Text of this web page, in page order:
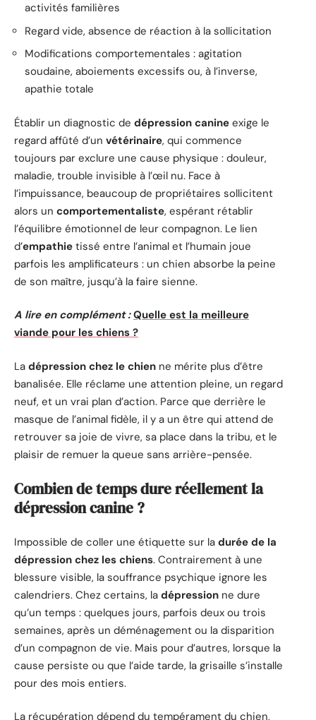
activités familières
Regard vide, absence de réaction à la sollicitation
Modifications comportementales : agitation
soudaine, aboiements excessifs ou, à l’inverse,
apathie totale
Établir un diagnostic de dépression canine exige le
regard affûté d’un vétérinaire, qui commence
toujours par exclure une cause physique : douleur,
maladie, trouble invisible à l’œil nu. Face à
l’impuissance, beaucoup de propriétaires sollicitent
alors un comportementaliste, espérant rétablir
l’équilibre émotionnel de leur compagnon. Le lien
d’empathie tissé entre l’animal et l’humain joue
parfois les amplificateurs : un chien absorbe la peine
de son maître, jusqu’à la faire sienne.
A lire en complément : Quelle est la meilleure
viande pour les chiens ?
La dépression chez le chien ne mérite plus d’être
banalisée. Elle réclame une attention pleine, un regard
neuf, et un vrai plan d’action. Parce que derrière le
masque de l’animal fidèle, il y a un être qui attend de
retrouver sa joie de vivre, sa place dans la tribu, et le
plaisir de remuer la queue sans arrière-pensée.
Combien de temps dure réellement la
dépression canine ?
Impossible de coller une étiquette sur la durée de la
dépression chez les chiens. Contrairement à une
blessure visible, la souffrance psychique ignore les
calendriers. Chez certains, la dépression ne dure
qu’un temps : quelques jours, parfois deux ou trois
semaines, après un déménagement ou la disparition
d’un compagnon de vie. Mais pour d’autres, lorsque la
cause persiste ou que l’aide tarde, la grisaille s’installe
pour des mois entiers.
La récupération dépend du tempérament du chien,